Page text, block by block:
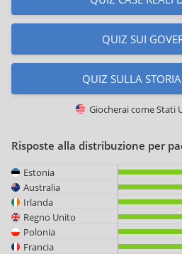
QUIZ SUI
QUIZ SULLA
Giocherai comeStati
Risposte alla distribuzione per
Estonia
Australia
Irlanda
Regno Unito
Polonia
Francia